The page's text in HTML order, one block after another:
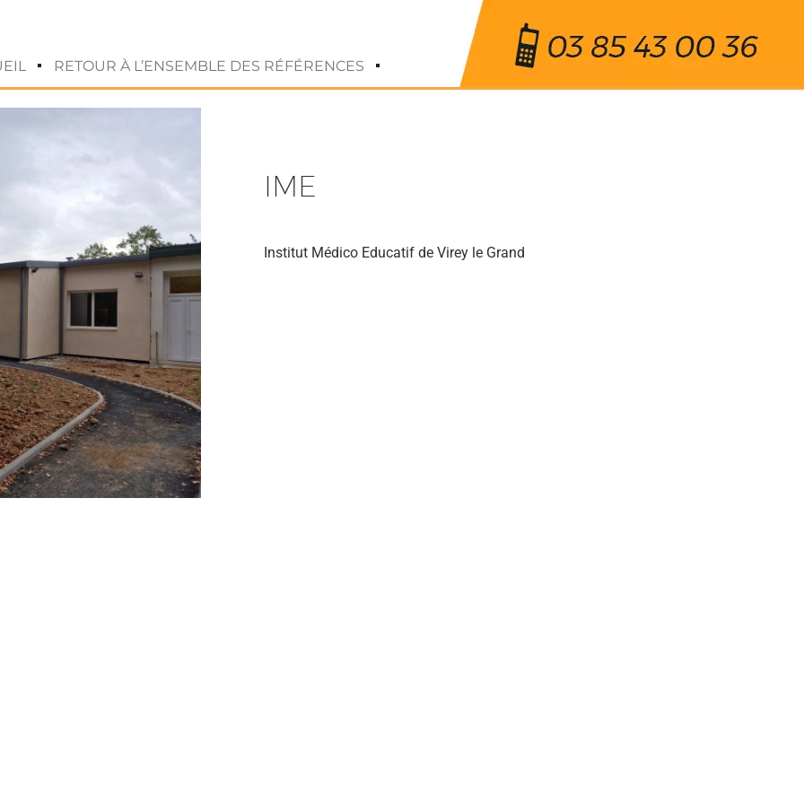
RETOUR À L’ENSEMBLE DES RÉFÉRENCES
IME
Institut Médico Educatif de Virey le Grand